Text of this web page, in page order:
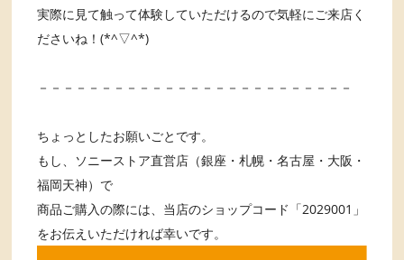
実際に見て触って体験していただけるので気軽にご来店く
ださいね！(*^▽^*)
－－－－－－－－－－－－－－－－－－－－－－－－－
ちょっとしたお願いごとです。
もし、ソニーストア直営店（銀座・札幌・名古屋・大阪・
福岡天神）で
商品ご購入の際には、当店のショップコード「2029001」
をお伝えいただければ幸いです。